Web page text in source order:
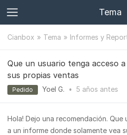
Tema
Cianbox Tema Informes y
Que un usuario tenga acceso
sus propias ventas
Pedido Yoel G. • 5 años antes
Hola! Dejo una recomendación.
a un informe donde solamente vea